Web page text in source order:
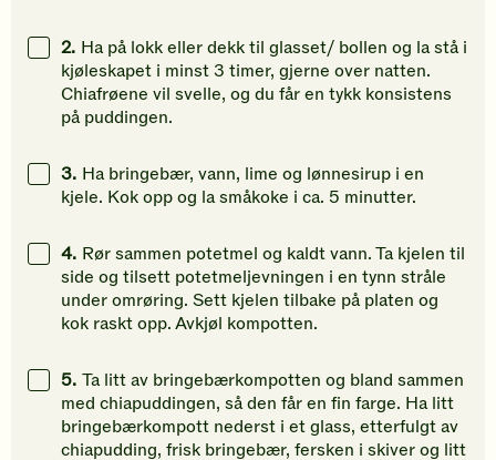
2. Ha på lokk eller dekk til glasset/ bollen og la stå i
kjøleskapet i minst 3 timer, gjerne over natten.
Chiafrøene vil svelle, og du får en tykk konsistens
på puddingen.
3. Ha bringebær, vann, lime og lønnesirup i en
kjele. Kok opp og la småkoke i ca. 5 minutter.
4. Rør sammen potetmel og kaldt vann. Ta kjelen til
side og tilsett potetmeljevningen i en tynn stråle
under omrøring. Sett kjelen tilbake på platen og
kok raskt opp. Avkjøl kompotten.
5. Ta litt av bringebærkompotten og bland sammen
med chiapuddingen, så den får en fin farge. Ha litt
bringebærkompott nederst i et glass, etterfulgt av
chiapudding, frisk bringebær, fersken i skiver og litt